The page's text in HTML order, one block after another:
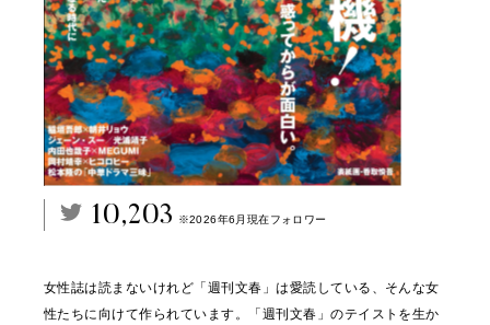
10,203 ※2026年6月現在フォロワー
女性誌は読まないけれど「週刊文春」は愛読している、そんな女
性たちに向けて作られています。「週刊文春」のテイストを生か